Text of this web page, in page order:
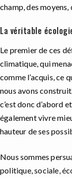
champ, des moyens,
La véritable
Le premier de ces
climatique, qui
comme l’acquis, ce
nous avons
c’est donc d’abord
également vivre
hauteur de ses
Nous sommes
politique, sociale,